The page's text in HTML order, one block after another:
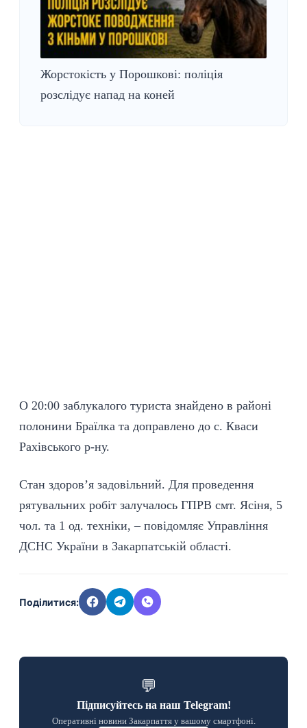
Жорстокість у Порошкові: поліція
розслідує напад на коней
О 20:00 заблукалого туриста знайдено в районі
полонини Браїлка та доправлено до с. Кваси
Рахівського р-ну.
Стан здоров’я задовільний. Для проведення
рятувальних робіт залучалось ГПРВ смт. Ясіня, 5
чол. та 1 од. техніки, – повідомляє Управління
ДСНС України в Закарпатській області.
Поділитися:
💬
Підписуйтесь на наш Telegram!
Оперативні новини Закарпаття у вашому смартфоні.